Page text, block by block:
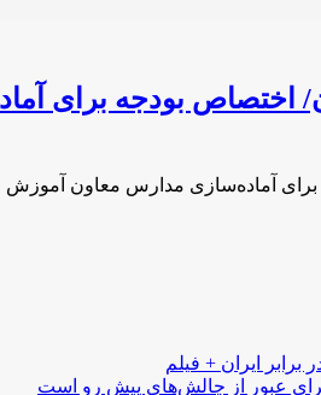
اختصاص بودجه برای
برای آماده‌سازی مدارس معاون
ایران + فیلم
عبور از چالش‌های پیش رو است